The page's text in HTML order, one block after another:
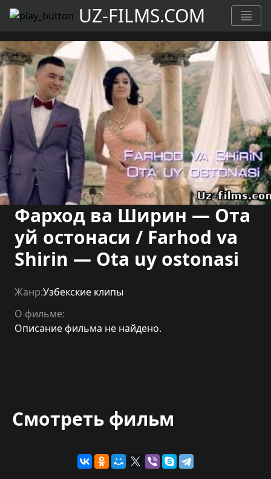
UZ-FILMS.COM
Фарход ва Ширин — Ота
уй остонаси / Farhod va
Shirin — Ota uy ostonasi
Жанр:Узбекские клипы
О фильме:
Описание фильма не найдено.
Смотреть фильм